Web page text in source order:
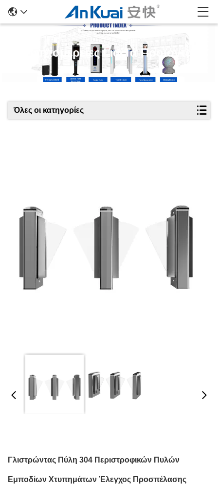
Λεπτομέρειες Για Τα Προϊόντα
Όλες οι κατηγορίες
Γλιστρώντας Πύλη 304 Περιστροφικών Πυλών
Εμποδίων Χτυπημάτων Έλεγχος Προσπέλασης